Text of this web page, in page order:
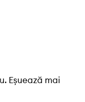
Eșuează mai